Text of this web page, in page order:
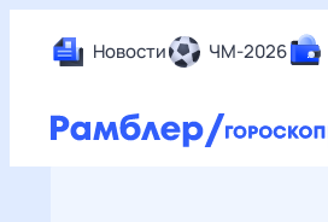
Новости ЧМ-2026